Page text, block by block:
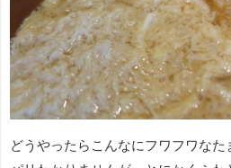
どうやったらこんなにフワフワな